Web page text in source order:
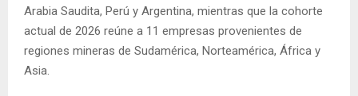
Arabia Saudita, Perú y Argentina, mientras que la cohorte
actual de 2026 reúne a 11 empresas provenientes de
regiones mineras de Sudamérica, Norteamérica, África y
Asia.